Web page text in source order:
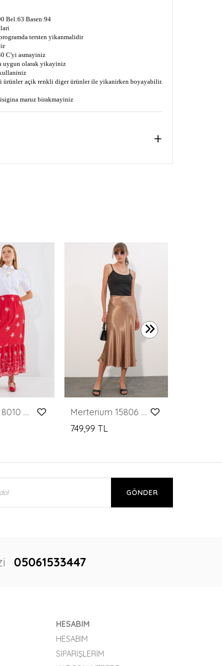
Bel:63 Basen:94
tersten yikanmalidir
C'yi asmayiniz
uygun olarak yikayiniz
ürünler açik renkli diger ürünler ile yikanirken boyayabilir.
maruz birakmayiniz
Merterium 8010 Desenli Şifon Etek - A.Kırmızı
Merterium 15806 Saten Etek - M. Kahverengi
749,99 TL
GÖNDER
05061533447
HESABIM
HESABIM
SIPARIŞLERIM